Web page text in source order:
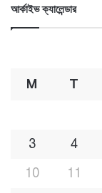
আর্কাইভ ক্যালেন্ডার
M T
3
4
10
11